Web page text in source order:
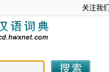
关注我们